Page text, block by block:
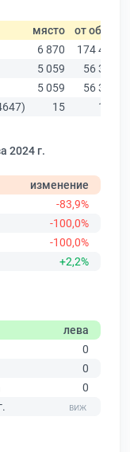
място от общо
6 870
174 403
5 059
56 378
5 059
56 378
15 139
2024 г.
изменение
-83,9%
-100,0%
-100,0%
+2,2%
лева
0
0
0